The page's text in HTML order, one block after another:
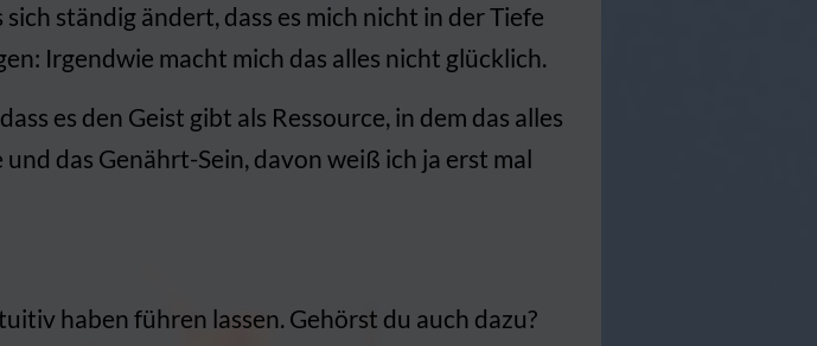
ständig ändert, dass es mich nicht in der Tiefe
Irgendwie macht mich das alles nicht glücklich.
es den Geist gibt als Ressource, in dem das alles
das Genährt-Sein, davon weiß ich ja erst mal
haben führen lassen. Gehörst du auch dazu?